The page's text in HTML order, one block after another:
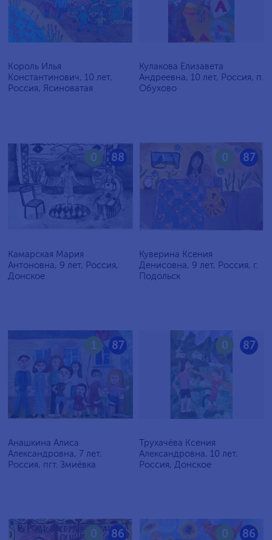
Король Илья
Константинович, 10 лет,
Россия, Ясиноватая
Кулакова Елизавета
Андреевна, 10 лет, Россия, п.
Обухово
88
0
Камарская Мария
Антоновна, 9 лет, Россия,
Донское
87
0
Куверина Ксения
Денисовна, 9 лет, Россия, г.
Подольск
87
1
Анашкина Алиса
Александровна, 7 лет,
Россия, пгт. Змиёвка
87
0
Трухачёва Ксения
Александровна, 10 лет,
Россия, Донское
86
0 86
0